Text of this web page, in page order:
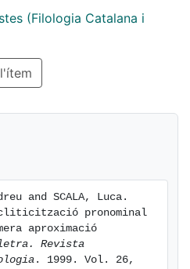
upon pronoun
peculiarities of some
those including
examples.
(Filologia Catalana i
and SCALA, Luca.
pronominal
aproximació
Revista
. 1999. Vol. 26,